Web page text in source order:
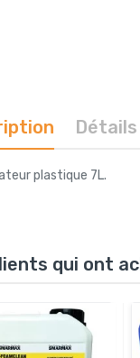
plastique 7L.
qui ont